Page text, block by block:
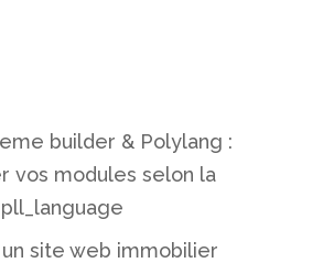
builder & Polylang :
vos modules selon la
site web immobilier